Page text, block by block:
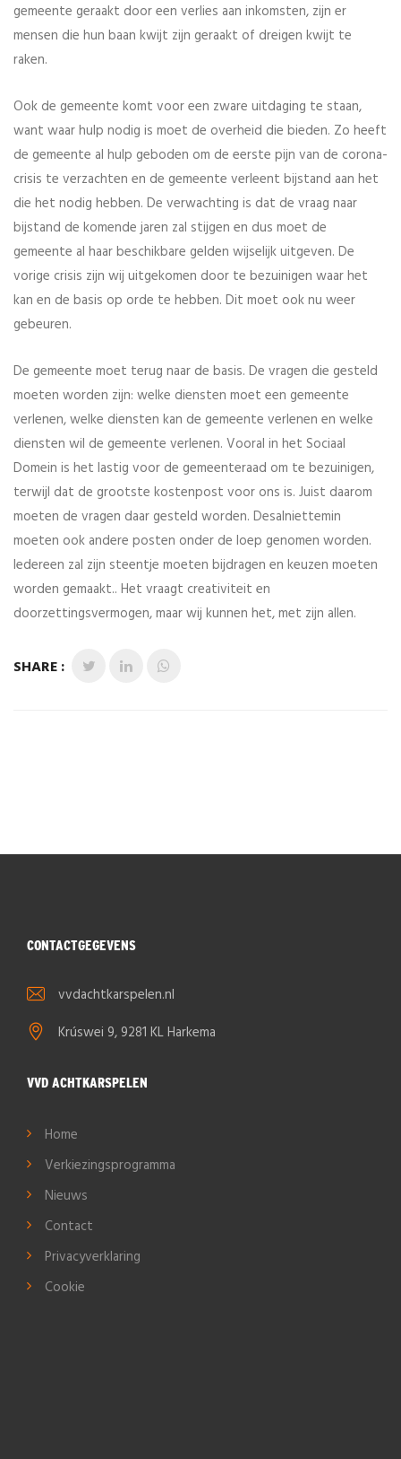
gemeente geraakt door een verlies aan inkomsten, zijn er
mensen die hun baan kwijt zijn geraakt of dreigen kwijt te
raken.
Ook de gemeente komt voor een zware uitdaging te staan,
want waar hulp nodig is moet de overheid die bieden. Zo heeft
de gemeente al hulp geboden om de eerste pijn van de corona-
crisis te verzachten en de gemeente verleent bijstand aan het
die het nodig hebben. De verwachting is dat de vraag naar
bijstand de komende jaren zal stijgen en dus moet de
gemeente al haar beschikbare gelden wijselijk uitgeven. De
vorige crisis zijn wij uitgekomen door te bezuinigen waar het
kan en de basis op orde te hebben. Dit moet ook nu weer
gebeuren.
De gemeente moet terug naar de basis. De vragen die gesteld
moeten worden zijn: welke diensten moet een gemeente
verlenen, welke diensten kan de gemeente verlenen en welke
diensten wil de gemeente verlenen. Vooral in het Sociaal
Domein is het lastig voor de gemeenteraad om te bezuinigen,
terwijl dat de grootste kostenpost voor ons is. Juist daarom
moeten de vragen daar gesteld worden. Desalniettemin
moeten ook andere posten onder de loep genomen worden.
Iedereen zal zijn steentje moeten bijdragen en keuzen moeten
worden gemaakt.. Het vraagt creativiteit en
doorzettingsvermogen, maar wij kunnen het, met zijn allen.
SHARE :
CONTACTGEGEVENS
vvdachtkarspelen.nl
Krúswei 9, 9281 KL Harkema
VVD ACHTKARSPELEN
Home
Verkiezingsprogramma
Nieuws
Contact
Privacyverklaring
Cookie